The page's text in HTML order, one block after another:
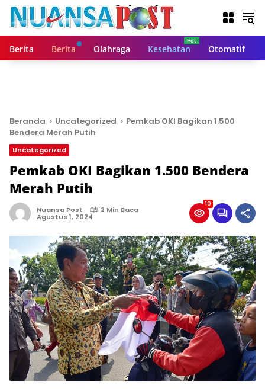
Berita Berita Olahraga Kesehatan Otomatif
Beranda Uncategorized
Pemkab OKI Bagikan 1.500
Bendera Merah Putih
Uncategorized
Pemkab OKI Bagikan 1.500 Bendera
Merah Putih
Nuansa Post 2 Min Baca
Agustus 1, 2024
10